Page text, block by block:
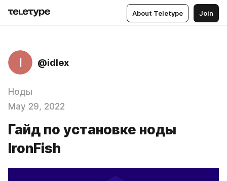
About Teletype Join
I @idlex
Ноды
May 29, 2022
Гайд по установке ноды
IronFish